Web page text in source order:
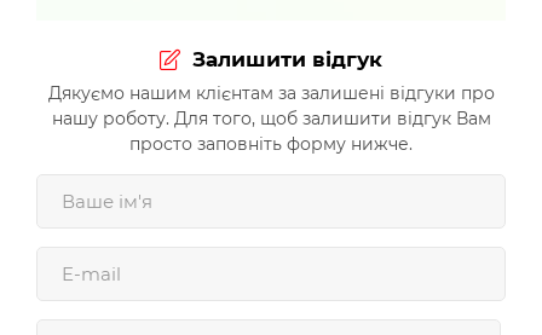
Залишити відгук
Дякуємо нашим клієнтам за залишені відгуки про
нашу роботу. Для того, щоб залишити відгук Вам
просто заповніть форму нижче.